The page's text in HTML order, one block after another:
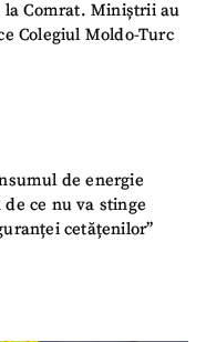
la Comrat. Miniștrii au
Colegiul Moldo-Turc
de energie
ce nu va stinge
cetățenilor”